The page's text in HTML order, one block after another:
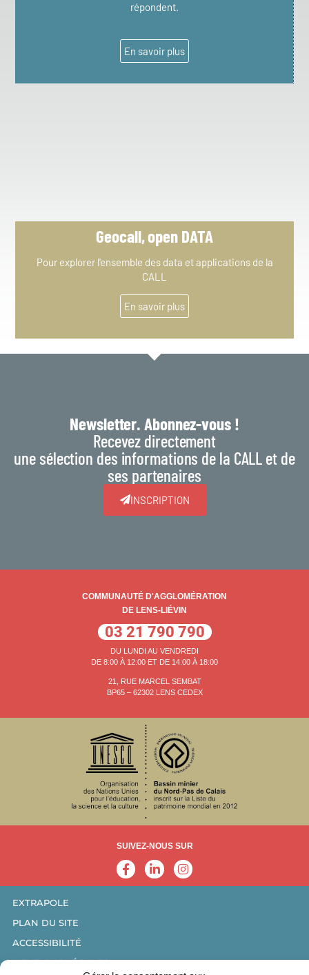
répondent.
En savoir plus
Geocall, open DATA​
Pour explorer l'ensemble des data et applications de la
CALL
En savoir plus
Newsletter. Abonnez-vous !
Recevez directement
une sélection des informations de la CALL et de
ses partenaires
INSCRIPTION
COMMUNAUTÉ D'AGGLOMÉRATION
DE LENS-LIÉVIN
03 21 790 790
DU LUNDI AU VENDREDI
DE 8:00 À 12:00 ET DE 14:00 À 18:00
21, RUE MARCEL SEMBAT
BP65 – 62302 LENS CEDEX
SUIVEZ-NOUS SUR
EXTRAPOLE
PLAN DU SITE
ACCESSIBILITÉ
MENTIONS LÉGALES